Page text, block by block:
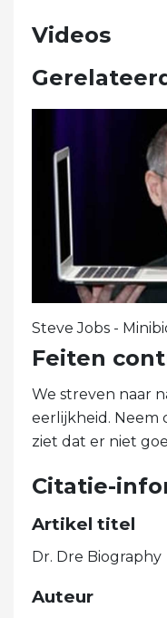
Videos
Steve Jobs -
Feiten
We streven naar
eerlijkheid. Neem
ziet dat er niet
Citatie-
Artikel titel
Dr. Dre Biography
Auteur